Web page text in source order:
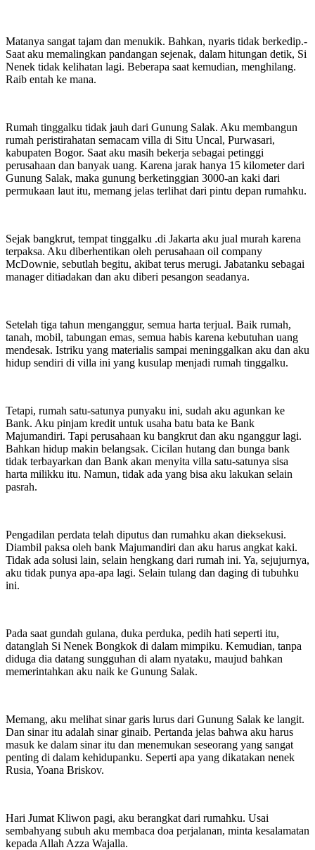
Matanya sangat tajam dan menukik. Bahkan, nyaris tidak berkedip.-
Saat aku memalingkan pandangan sejenak, dalam hitungan detik, Si
Nenek tidak kelihatan lagi. Beberapa saat kemudian, menghilang.
Raib entah ke mana.
Rumah tinggalku tidak jauh dari Gunung Salak. Aku membangun
rumah peristirahatan semacam villa di Situ Uncal, Purwasari,
kabupaten Bogor. Saat aku masih bekerja sebagai petinggi
perusahaan dan banyak uang. Karena jarak hanya 15 kilometer dari
Gunung Salak, maka gunung berketinggian 3000-an kaki dari
permukaan laut itu, memang jelas terlihat dari pintu depan rumahku.
Sejak bangkrut, tempat tinggalku .di Jakarta aku jual murah karena
terpaksa. Aku diberhentikan oleh perusahaan oil company
McDownie, sebutlah begitu, akibat terus merugi. Jabatanku sebagai
manager ditiadakan dan aku diberi pesangon seadanya.
Setelah tiga tahun menganggur, semua harta terjual. Baik rumah,
tanah, mobil, tabungan emas, semua habis karena kebutuhan uang
mendesak. Istriku yang materialis sampai meninggalkan aku dan aku
hidup sendiri di villa ini yang kusulap menjadi rumah tinggalku.
Tetapi, rumah satu-satunya punyaku ini, sudah aku agunkan ke
Bank. Aku pinjam kredit untuk usaha batu bata ke Bank
Majumandiri. Tapi perusahaan ku bangkrut dan aku nganggur lagi.
Bahkan hidup makin belangsak. Cicilan hutang dan bunga bank
tidak terbayarkan dan Bank akan menyita villa satu-satunya sisa
harta milikku itu. Namun, tidak ada yang bisa aku lakukan selain
pasrah.
Pengadilan perdata telah diputus dan rumahku akan dieksekusi.
Diambil paksa oleh bank Majumandiri dan aku harus angkat kaki.
Tidak ada solusi lain, selain hengkang dari rumah ini. Ya, sejujurnya,
aku tidak punya apa-apa lagi. Selain tulang dan daging di tubuhku
ini.
Pada saat gundah gulana, duka perduka, pedih hati seperti itu,
datanglah Si Nenek Bongkok di dalam mimpiku. Kemudian, tanpa
diduga dia datang sungguhan di alam nyataku, maujud bahkan
memerintahkan aku naik ke Gunung Salak.
Memang, aku melihat sinar garis lurus dari Gunung Salak ke langit.
Dan sinar itu adalah sinar ginaib. Pertanda jelas bahwa aku harus
masuk ke dalam sinar itu dan menemukan seseorang yang sangat
penting di dalam kehidupanku. Seperti apa yang dikatakan nenek
Rusia, Yoana Briskov.
Hari Jumat Kliwon pagi, aku berangkat dari rumahku. Usai
sembahyang subuh aku membaca doa perjalanan, minta kesalamatan
kepada Allah Azza Wajalla.